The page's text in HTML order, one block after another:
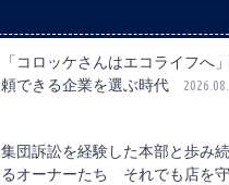
「コロッケさんはエコライフへ
頼できる企業を選ぶ時代
集団訴訟を経験した本部と歩み
るオーナーたち それでも店を